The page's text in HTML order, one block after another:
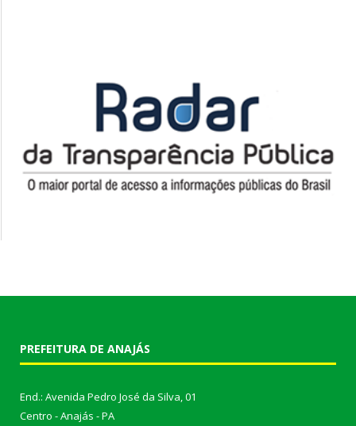
PREFEITURA DE ANAJÁS
End.: Avenida Pedro José da Silva, 01
Centro - Anajás - PA